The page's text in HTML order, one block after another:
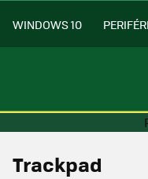
WINDOWS 10
Trackpad